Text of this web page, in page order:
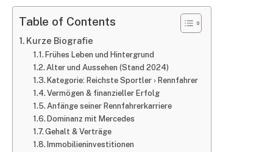
Table of Contents
Kurze Biografie
Frühes Leben und Hintergrund
Alter und Aussehen (Stand 2024)
Kategorie: Reichste Sportler › Rennfahrer
Vermögen & finanzieller Erfolg
Anfänge seiner Rennfahrerkarriere
Dominanz mit Mercedes
Gehalt & Verträge
Immobilieninvestitionen